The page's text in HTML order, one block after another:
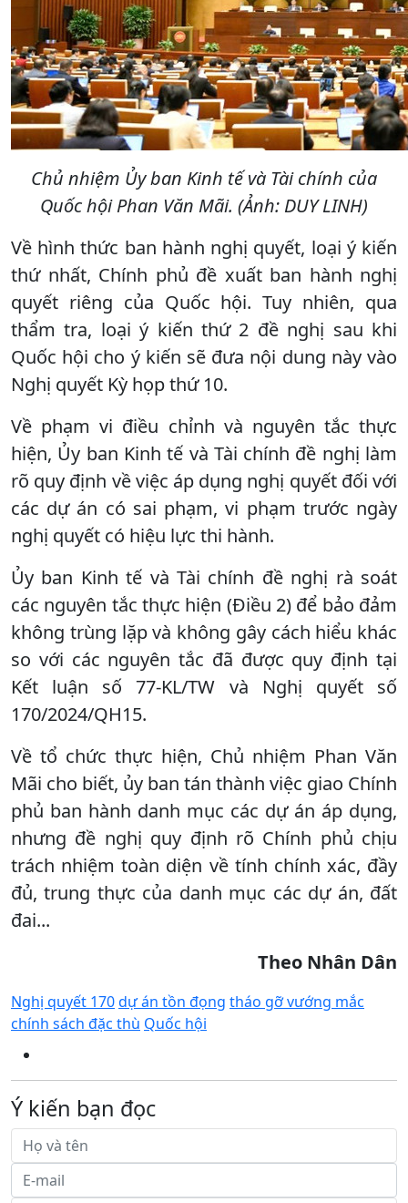
Chủ nhiệm Ủy ban Kinh tế và Tài chính của
Quốc hội Phan Văn Mãi. (Ảnh: DUY LINH)
Về hình thức ban hành nghị quyết, loại ý kiến
thứ nhất, Chính phủ đề xuất ban hành nghị
quyết riêng của Quốc hội. Tuy nhiên, qua
thẩm tra, loại ý kiến thứ 2 đề nghị sau khi
Quốc hội cho ý kiến sẽ đưa nội dung này vào
Nghị quyết Kỳ họp thứ 10.
Về phạm vi điều chỉnh và nguyên tắc thực
hiện, Ủy ban Kinh tế và Tài chính đề nghị làm
rõ quy định về việc áp dụng nghị quyết đối với
các dự án có sai phạm, vi phạm trước ngày
nghị quyết có hiệu lực thi hành.
Ủy ban Kinh tế và Tài chính đề nghị rà soát
các nguyên tắc thực hiện (Điều 2) để bảo đảm
không trùng lặp và không gây cách hiểu khác
so với các nguyên tắc đã được quy định tại
Kết luận số 77-KL/TW và Nghị quyết số
170/2024/QH15.
Về tổ chức thực hiện, Chủ nhiệm Phan Văn
Mãi cho biết, ủy ban tán thành việc giao Chính
phủ ban hành danh mục các dự án áp dụng,
nhưng đề nghị quy định rõ Chính phủ chịu
trách nhiệm toàn diện về tính chính xác, đầy
đủ, trung thực của danh mục các dự án, đất
đai...
Theo Nhân Dân
Nghị quyết 170dự án tồn đọng tháo gỡ vướng mắc
chính sách đặc thù Quốc hội
Ý kiến bạn đọc